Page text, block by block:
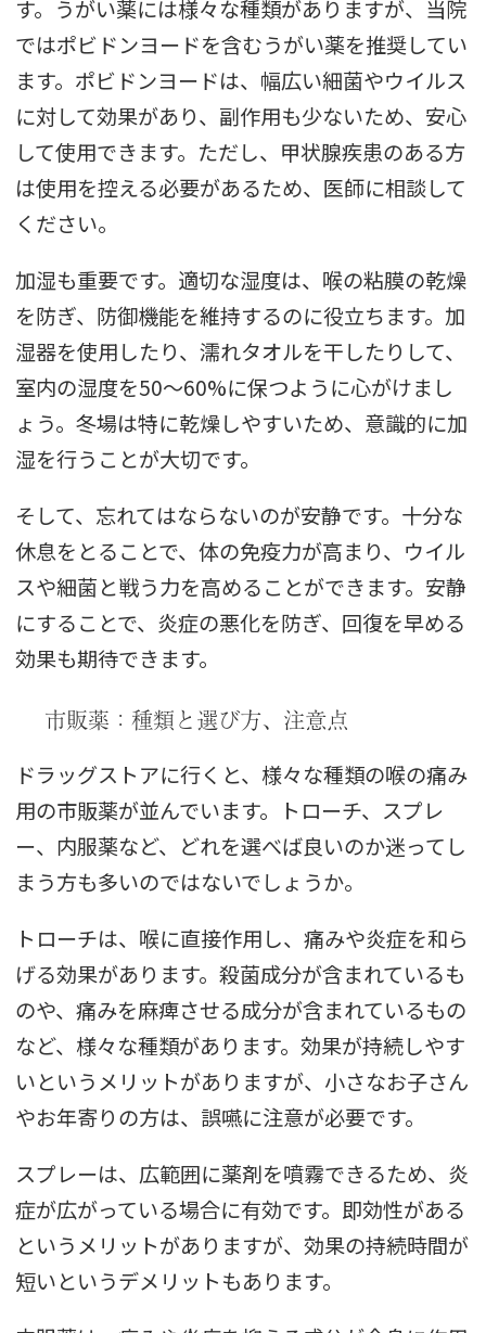
す。うがい薬には様々な種類がありますが、当院
ではポビドンヨードを含むうがい薬を推奨してい
ます。ポビドンヨードは、幅広い細菌やウイルス
に対して効果があり、副作用も少ないため、安心
して使用できます。ただし、甲状腺疾患のある方
は使用を控える必要があるため、医師に相談して
ください。
加湿も重要です。適切な湿度は、喉の粘膜の乾燥
を防ぎ、防御機能を維持するのに役立ちます。加
湿器を使用したり、濡れタオルを干したりして、
室内の湿度を50～60%に保つように心がけまし
ょう。冬場は特に乾燥しやすいため、意識的に加
湿を行うことが大切です。
そして、忘れてはならないのが安静です。十分な
休息をとることで、体の免疫力が高まり、ウイル
スや細菌と戦う力を高めることができます。安静
にすることで、炎症の悪化を防ぎ、回復を早める
効果も期待できます。
市販薬：種類と選び方、注意点
ドラッグストアに行くと、様々な種類の喉の痛み
用の市販薬が並んでいます。トローチ、スプレ
ー、内服薬など、どれを選べば良いのか迷ってし
まう方も多いのではないでしょうか。
トローチは、喉に直接作用し、痛みや炎症を和ら
げる効果があります。殺菌成分が含まれているも
のや、痛みを麻痺させる成分が含まれているもの
など、様々な種類があります。効果が持続しやす
いというメリットがありますが、小さなお子さん
やお年寄りの方は、誤嚥に注意が必要です。
スプレーは、広範囲に薬剤を噴霧できるため、炎
症が広がっている場合に有効です。即効性がある
というメリットがありますが、効果の持続時間が
短いというデメリットもあります。